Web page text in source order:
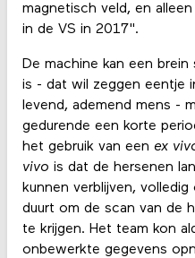
magnetisch veld, en
in de VS in 2017".
De machine kan een
is - dat wil zeggen eentje
levend, ademend mens -
gedurende een korte
het gebruik van een ex
vivo is dat de hersenen
kunnen verblijven,
duurt om de scan van de
te krijgen. Het team kon
onbewerkte gegevens